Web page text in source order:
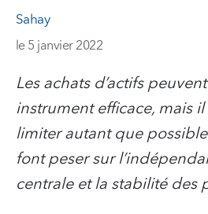
Sahay
le 5 janvier 2022
Les achats d’actifs
instrument efficace, mais
limiter autant que
font peser sur
centrale et la stabilité des